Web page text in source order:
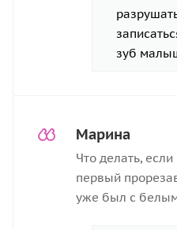
зуб
Марина
Что делать,
первый
уже был с